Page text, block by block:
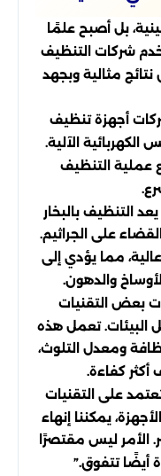
بل أصبح علمًا
شركات التنظيف
مثالية وبجهد
أجهزة تنظيف
الآلية.
عملية التنظيف
التنظيف بالبخار
على الجراثيم.
مما يؤدي إلى
والدهون.
بعض التقنيات
البيئات. تعمل هذه
ومعدل التلوث،
كفاءة.
على التقنيات
يمكننا إنهاء
الأمر ليس مقتصرًا
أيضًا تتفوق.”